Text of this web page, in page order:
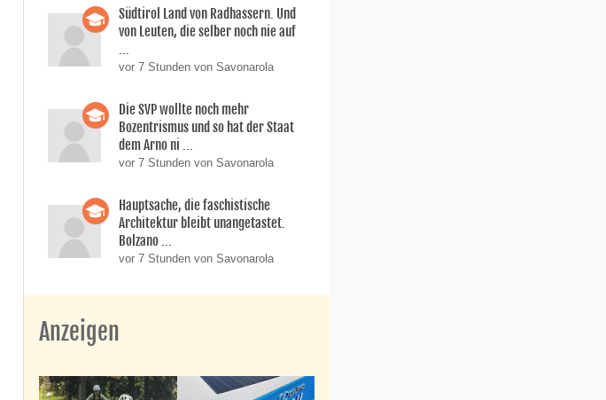
Südtirol Land von Radhassern. Und
von Leuten, die selber noch nie auf
...
vor 7 Stunden von Savonarola
Die SVP wollte noch mehr
Bozentrismus und so hat der Staat
dem Arno ni ...
vor 7 Stunden von Savonarola
Hauptsache, die faschistische
Architektur bleibt unangetastet.
Bolzano ...
vor 7 Stunden von Savonarola
Anzeigen